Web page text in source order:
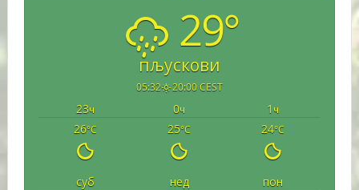
29°
пљускови
05:32 20:00 CEST
23ч 0ч 1 ч
26°C 25°C 24°C
суб нед
пон